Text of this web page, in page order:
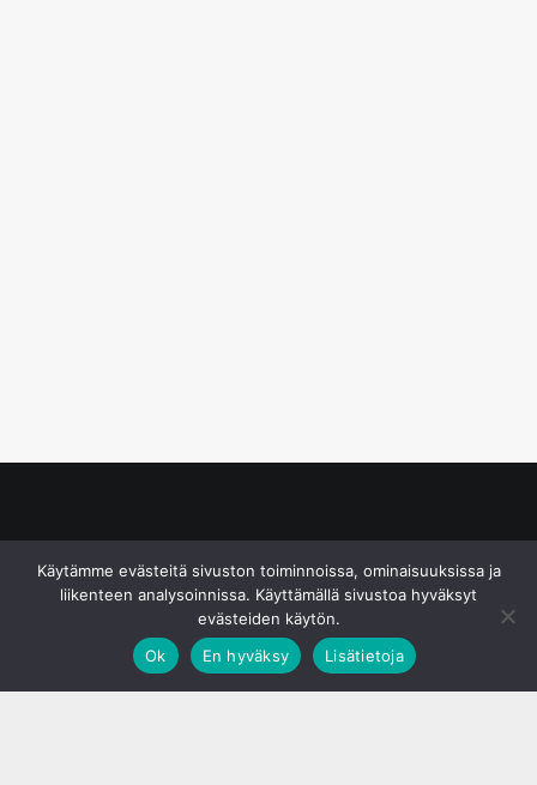
Käytämme evästeitä sivuston toiminnoissa, ominaisuuksissa ja
liikenteen analysoinnissa. Käyttämällä sivustoa hyväksyt
evästeiden käytön.
Ok
En hyväksy Lisätietoja